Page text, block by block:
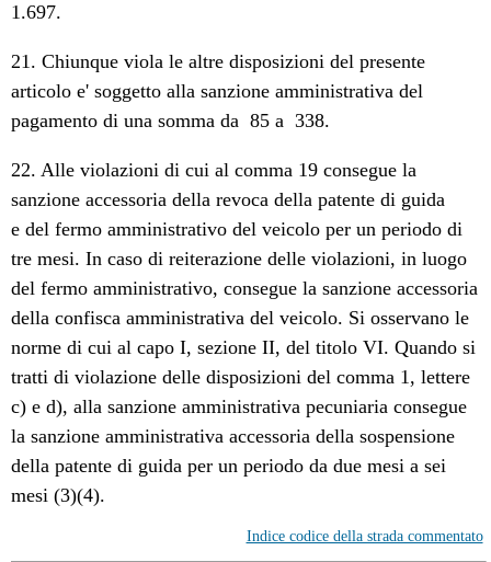
1.697.
21. Chiunque viola le altre disposizioni del presente
articolo e' soggetto alla sanzione amministrativa del
pagamento di una somma da  85 a  338.
22. Alle violazioni di cui al comma 19 consegue la
sanzione accessoria della revoca della patente di guida
e del fermo amministrativo del veicolo per un periodo di
tre mesi. In caso di reiterazione delle violazioni, in luogo
del fermo amministrativo, consegue la sanzione accessoria
della confisca amministrativa del veicolo. Si osservano le
norme di cui al capo I, sezione II, del titolo VI. Quando si
tratti di violazione delle disposizioni del comma 1, lettere
c) e d), alla sanzione amministrativa pecuniaria consegue
la sanzione amministrativa accessoria della sospensione
della patente di guida per un periodo da due mesi a sei
mesi (3)(4).
Indice codice della strada commentato